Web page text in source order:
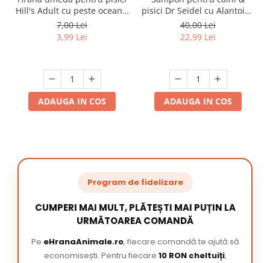
Hill's Adult cu peste oceanic
85 gr
7,00 Lei
3,99 Lei
ADAUGA IN COS
pisici Dr Seidel cu Alantoina
220 ml
40,00 Lei
22,99 Lei
ADAUGA IN COS
Program de fidelizare
CUMPERI MAI MULT, PLĂTEȘTI MAI PUȚIN LA
URMĂTOAREA COMANDĂ
Pe eHranaAnimale.ro, fiecare comandă te ajută să
economisești. Pentru fiecare 10 RON cheltuiți,